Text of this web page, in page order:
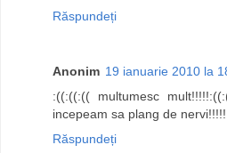
Răspundeți
Anonim 19 ianuarie 2010 la
:((:((:(( multumesc
incepeam sa plang de
Răspundeți